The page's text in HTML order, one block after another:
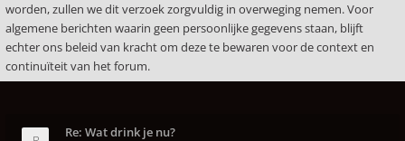
worden, zullen we dit verzoek zorgvuldig in overweging nemen. Voor
algemene berichten waarin geen persoonlijke gegevens staan, blijft
echter ons beleid van kracht om deze te bewaren voor de context en
continuïteit van het forum.
Re: Wat drink je nu?